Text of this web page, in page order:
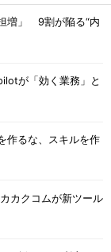
増」 9割が陥る“内
が「効く業務」と
作るな、スキルを作
カクコムが新ツール